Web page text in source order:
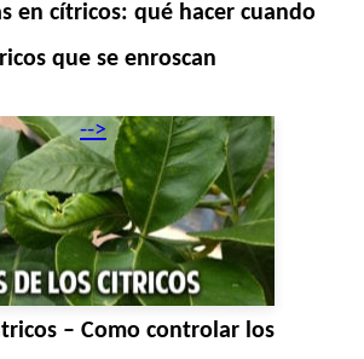
en cítricos: qué hacer cuando
que se enroscan
-->
– Como controlar los